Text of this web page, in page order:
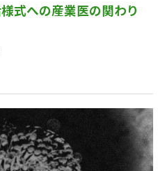
式への産業医の関わり